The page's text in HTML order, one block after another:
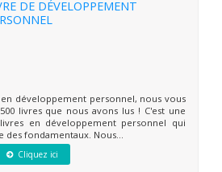
DE DÉVELOPPEMENT
développement personnel, nous vous
livres que nous avons lus ! C'est une
en développement personnel qui
fondamentaux. Nous...
Cliquez ici